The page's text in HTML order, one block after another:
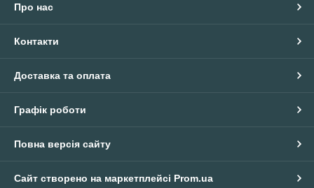
Про нас
Контакти
Доставка та оплата
Графік роботи
Повна версія сайту
Сайт створено на маркетплейсі Prom.ua